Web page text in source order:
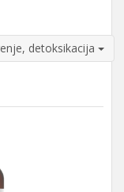
detoksikacija